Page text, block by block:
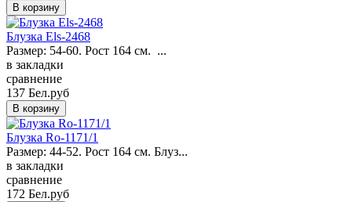
Блузка Els-2468
Размер: 54-60. Рост 164 см. ...
в закладки
сравнение
137 Бел.руб
Блузка Ro-1171/1
Размер: 44-52. Рост 164 см. Блуз...
в закладки
сравнение
172 Бел.руб